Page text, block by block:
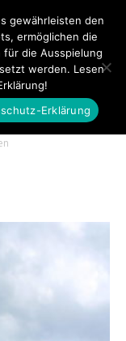
gewährleisten den
ermöglichen die
für die Ausspielung
werden. Lesen
Erklärung